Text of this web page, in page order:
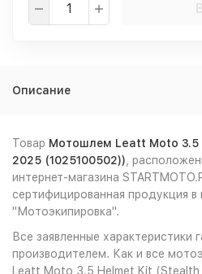
Описание
Товар Мотошлем Leatt Moto 3.5
2025 (1025100502)) ,
интернет-магазина
сертифицированная продукция в
"Мотоэкипировка".
Все заявленные характеристики
производителем. Как и все
Leatt Moto 3.5 Helmet Kit